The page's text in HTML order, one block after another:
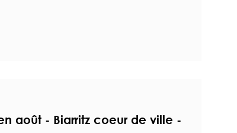
août - Biarritz coeur de ville -